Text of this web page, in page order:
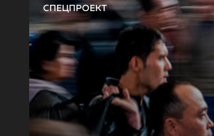
СПЕЦПРОЕКТ